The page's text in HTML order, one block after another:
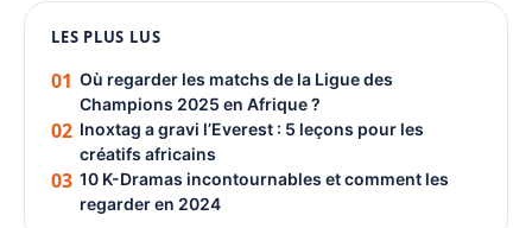
PUBLICITÉ
LES PLUS LUS
01 Où regarder les matchs de la Ligue des
Champions 2025 en Afrique ?
02 Inoxtag a gravi l’Everest : 5 leçons pour les
créatifs africains
03 10 K-Dramas incontournables et comment les
regarder en 2024